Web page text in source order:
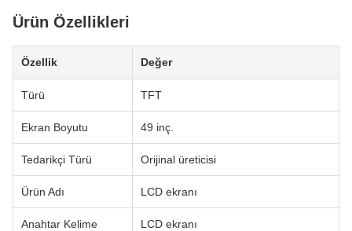
Ürün Özellikleri
Özellik Değer
Türü TFT
Ekran Boyutu 49 inç.
Tedarikçi Türü Orijinal üreticisi
Ürün Adı LCD ekranı
Anahtar Kelime LCD ekranı